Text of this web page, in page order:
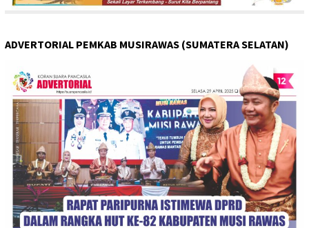
ADVERTORIAL PEMKAB MUSIRAWAS (SUMATERA SELATAN)